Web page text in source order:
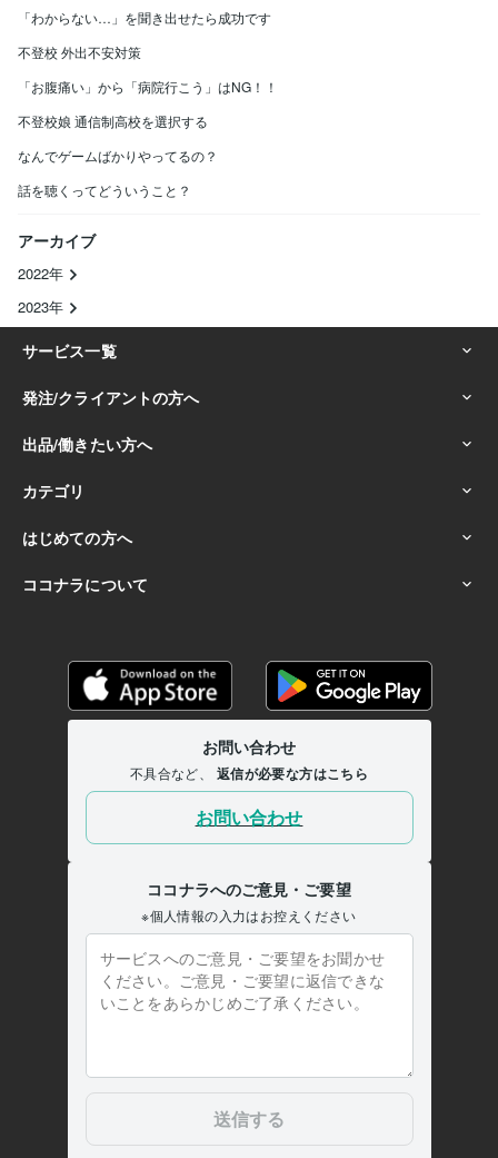
「わからない…」を聞き出せたら成功です
不登校 外出不安対策
「お腹痛い」から「病院行こう」はNG！！
不登校娘 通信制高校を選択する
なんでゲームばかりやってるの？
話を聴くってどういうこと？
アーカイブ
2022年
2023年